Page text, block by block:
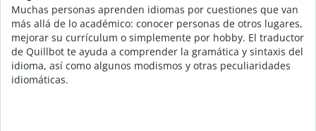
Muchas personas aprenden idiomas por cuestiones que van
más allá de lo académico: conocer personas de otros lugares,
mejorar su currículum o simplemente por hobby. El traductor
de Quillbot te ayuda a comprender la gramática y sintaxis del
idioma, así como algunos modismos y otras peculiaridades
idiomáticas.